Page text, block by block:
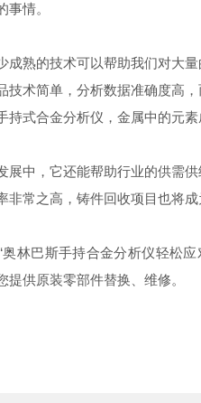
情。
熟的技术可以帮助我们对大量
技术简单，分析数据准确度高
式合金分析仪，金属中的元素
中，它还能帮助行业的供需供
非常之高，铸件回收项目也将
巴斯手持合金分析仪轻松应
供原装零部件替换、维修。